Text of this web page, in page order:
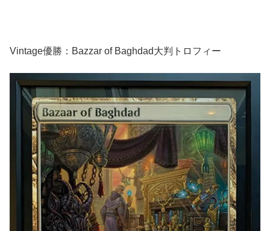
Vintage優勝：Bazzar of Baghdad大判トロフィー